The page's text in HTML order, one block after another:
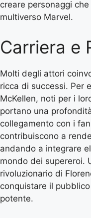
creare personaggi
multiverso Marvel.
Carriera e
Molti degli attori
ricca di successi. Per
McKellen, noti per i
portano una
collegamento con i
contribuiscono a
andando a integrare
mondo dei supereroi.
rivoluzionario di
conquistare il
potente.